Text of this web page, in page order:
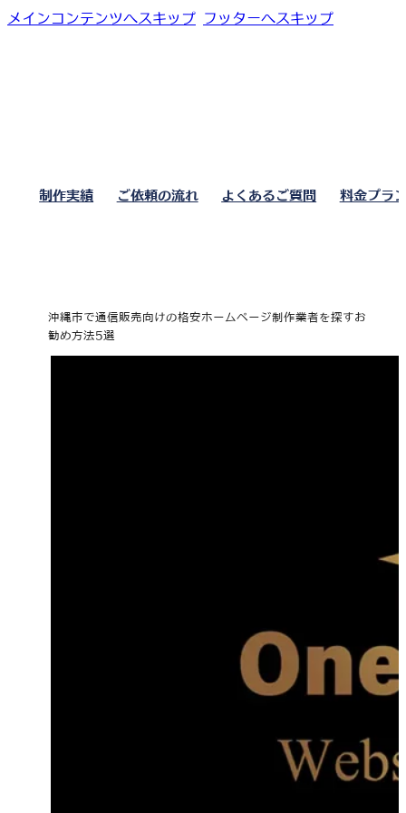
メインコンテンツへスキップ フッターへスキップ
制作実績 ご依頼の流れ よくあるご質問 料金プラ
沖縄市で通信販売向けの格安ホームページ制作業者を探すお
勧め方法5選